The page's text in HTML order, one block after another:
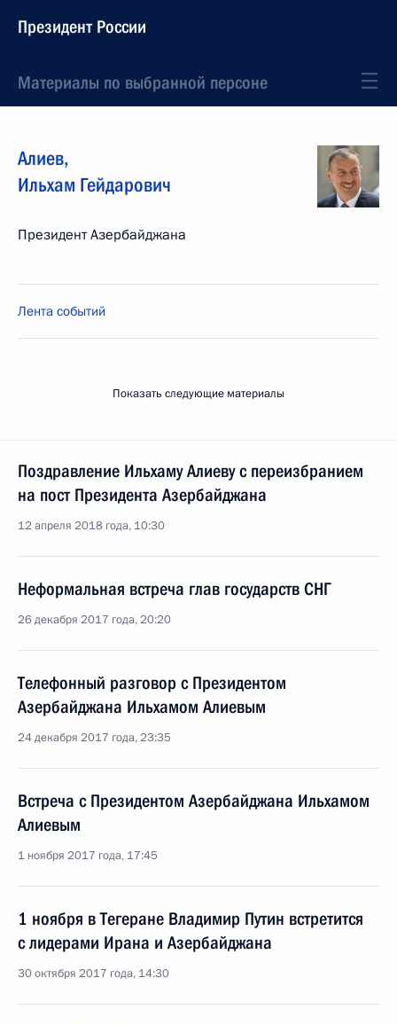
Президент России
Материалы по выбранной персоне
Алиев,
Ильхам Гейдарович
Президент Азербайджана
Лента событий
Показать следующие материалы
Поздравление Ильхаму Алиеву с переизбранием
на пост Президента Азербайджана
12 апреля 2018 года, 10:30
Неформальная встреча глав государств СНГ
26 декабря 2017 года, 20:20
Телефонный разговор с Президентом
Азербайджана Ильхамом Алиевым
24 декабря 2017 года, 23:35
Встреча с Президентом Азербайджана Ильхамом
Алиевым
1 ноября 2017 года, 17:45
1 ноября в Тегеране Владимир Путин встретится
с лидерами Ирана и Азербайджана
30 октября 2017 года, 14:30